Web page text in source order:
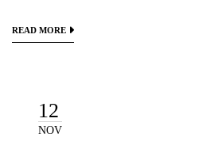
READ MORE
12
NOV